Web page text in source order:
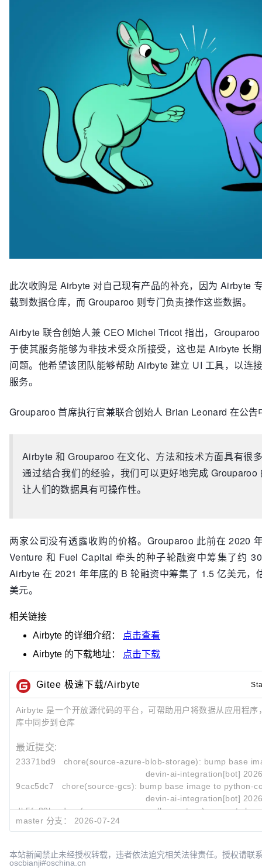
此次收购是 Airbyte 对自己现有产品的补充，因为 Airbyte
载到数据仓库，而 Grouparoo 则专门负责操作这些数据。
Airbyte 联合创始人兼 CEO Michel Tricot 指出，
于使其服务能够为非技术受众所接受，这也是 Airbyte 长
问题。他希望该团队能够帮助 Airbyte 建立 UI 工具，以连
服务。
Grouparoo 首席执行官兼联合创始人 Brian Leonard 在公告
Airbyte 和 Grouparoo 在文化、方法和技术方面具有很
通过结合我们的经验，我们可以更好地完成
让人们的数据具有可操作性。
两家公司没有透露收购的价格。Grouparoo 此前在 2020
Venture 和 Fuel Capital 牵头的种子轮融资中筹集了约
Airbyte 在 2021 年年底的 B 轮融资中筹集了 1.5 亿美元，
美元。
相关链接
Airbyte 的详细介绍：
点击查看
Airbyte 的下载地址： 点击下载
Gitee 极速下载/Airbyte
Airbyte 是一个开放源代码的平台，可帮助用户将数据从应用程序
库中同步到仓库
最近提交:
23371bd9
chore(source-azure-blob-storage): bump base
devin-ai-integration[bot]
9cac5dc7
chore(source-gcs): bump base image to python-
devin-ai-integration[bot]
db5fe89b
docs(source-amazon-seller-partner): correct
master 分支： 2026-07-24
本站新闻禁止未经授权转载，违者依法追究相关法律责任。授权请联
oscbianji#oschina.cn